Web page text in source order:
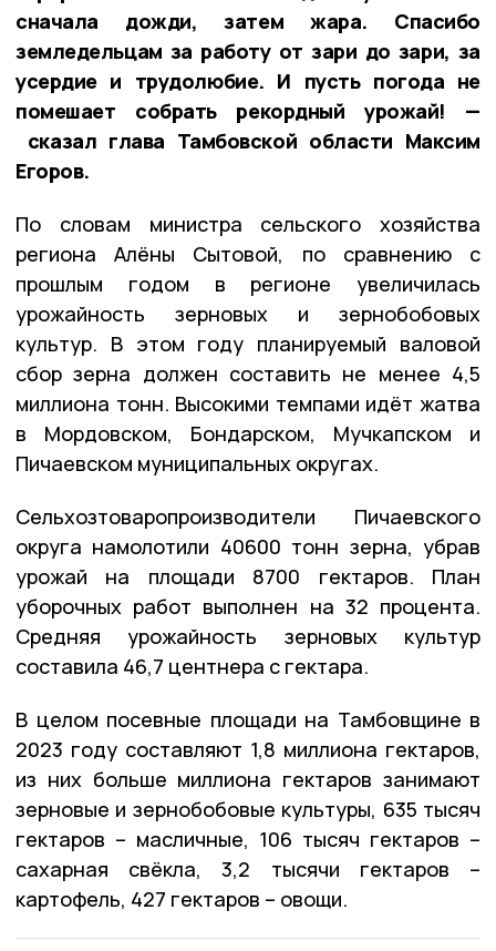
сначала дожди, затем жара. Спасибо
земледельцам за работу от зари до зари, за
усердие и трудолюбие. И пусть погода не
помешает собрать рекордный урожай! —
сказал глава Тамбовской области Максим
Егоров.
По словам министра сельского хозяйства
региона Алёны Сытовой, по сравнению с
прошлым годом в регионе увеличилась
урожайность зерновых и зернобобовых
культур. В этом году планируемый валовой
сбор зерна должен составить не менее 4,5
миллиона тонн. Высокими темпами идёт жатва
в Мордовском, Бондарском, Мучкапском и
Пичаевском муниципальных округах.
Сельхозтоваропроизводители Пичаевского
округа намолотили 40600 тонн зерна, убрав
урожай на площади 8700 гектаров. План
уборочных работ выполнен на 32 процента.
Средняя урожайность зерновых культур
составила 46,7 центнера с гектара.
В целом посевные площади на Тамбовщине в
2023 году составляют 1,8 миллиона гектаров,
из них больше миллиона гектаров занимают
зерновые и зернобобовые культуры, 635 тысяч
гектаров – масличные, 106 тысяч гектаров –
сахарная свёкла, 3,2 тысячи гектаров –
картофель, 427 гектаров – овощи.